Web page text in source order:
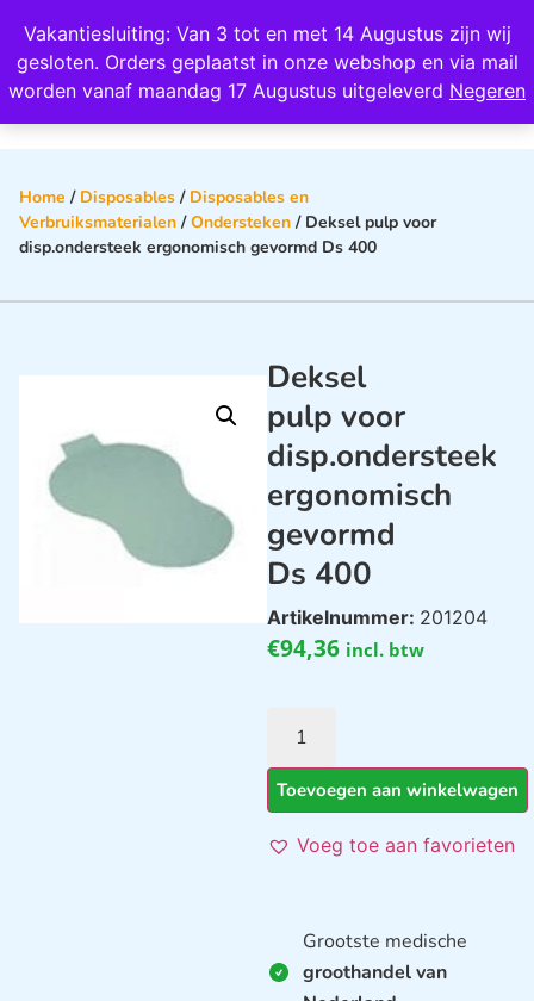
Vakantiesluiting: Van 3 tot en met 14 Augustus zijn wij
gesloten. Orders geplaatst in onze webshop en via mail
worden vanaf maandag 17 Augustus uitgeleverd Negeren
Wij scoren een 4,8 op Google
Home / Disposables / Disposables en
Verbruiksmaterialen /Ondersteken / Deksel pulp voor
disp.ondersteek ergonomisch gevormd Ds 400
Deksel
pulp voor
disp.ondersteek
ergonomisch
gevormd
Ds 400
Artikelnummer: 201204
€94,36 incl. btw
Toevoegen aan winkelwagen
Voeg toe aan favorieten
Grootste medische
groothandel van